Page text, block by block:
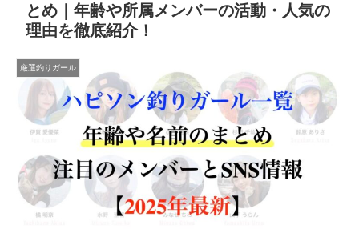
とめ｜年齢や所属メンバーの活動・人気の
理由を徹底紹介！
厳選釣りガール